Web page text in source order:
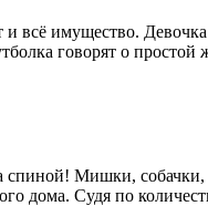
имущество. Девочка
говорят о простой
Мишки,
дома. Судя по